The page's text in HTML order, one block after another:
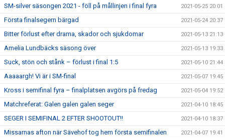
SM-silver säsongen 2021 - föll på mållinjen i final fyra 2021-05-25 20:01
Första finalsegern bärgad 2021-05-24 20:37
Bitter förlust efter drama, skador och sjukdomar 2021-05-13 21:13
Amelia Lundbäcks säsong över 2021-05-13 19:33
Suck, stön och stånk – förlust i final 1:5 2021-05-10 21:44
Aaaaargh! Vi är i SM-final 2021-05-07 19:45
Kross i semifinal fyra – finalplatsen avgörs på fredag 2021-05-04 19:52
Matchreferat: Galen galen galen seger 2021-04-10 18:45
SEGER I SEMIFINAL 2 EFTER SHOOTOUT!! 2021-04-10 18:37
Missarnas afton när Sävehof tog hem första semifinalen 2021-04-07 19:41